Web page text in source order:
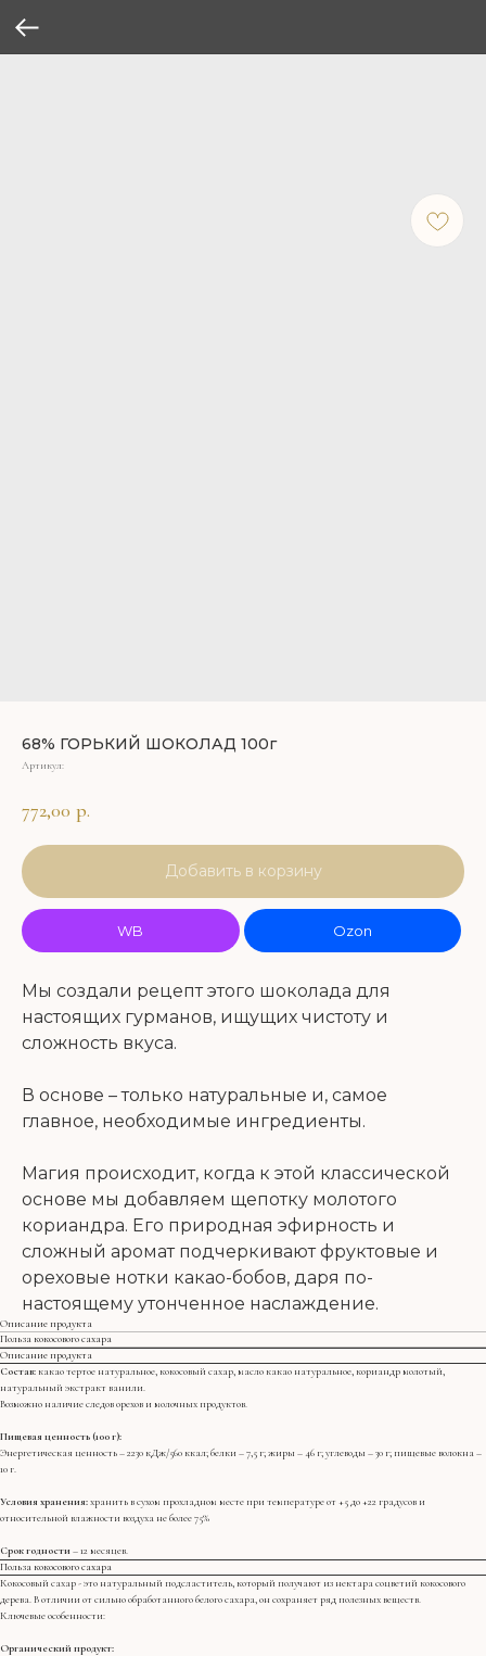
68% ГОРЬКИЙ ШОКОЛАД 100г
Артикул:
772,00 р.
Добавить в корзину
WB Ozon
Мы создали рецепт этого шоколада для
настоящих гурманов, ищущих чистоту и
сложность вкуса.
В основе – только натуральные и, самое
главное, необходимые ингредиенты.
Магия происходит, когда к этой классической
основе мы добавляем щепотку молотого
кориандра. Его природная эфирность и
сложный аромат подчеркивают фруктовые и
ореховые нотки какао-бобов, даря по-
настоящему утонченное наслаждение.
Описание продукта
Польза кокосового сахара
Описание продукта
Состав: какао тертое натуральное, кокосовый сахар, масло какао натуральное, кориандр молотый,
натуральный экстракт ванили.
Возможно наличие следов орехов и молочных продуктов.
Пищевая ценность (100 г):
Энергетическая ценность – 2230 кДж/560 ккал; белки – 7,5 г; жиры – 46 г; углеводы – 30 г; пищевые волокна –
10 г.
Условия хранения:хранить в сухом прохладном месте при температуре от +5 до +22 градусов и
относительной влажности воздуха не более 75%
Срок годности – 12 месяцев.
Польза кокосового сахара
Кокосовый сахар - это натуральный подсластитель, который получают из нектара соцветий кокосового
дерева. В отличии от сильно обработанного белого сахара, он сохраняет ряд полезных веществ.
Ключевые особенности:
Органический продукт: